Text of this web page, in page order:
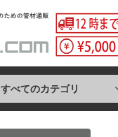
すべてのカテゴリ